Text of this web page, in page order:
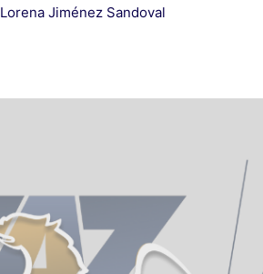
Lorena Jiménez Sandoval